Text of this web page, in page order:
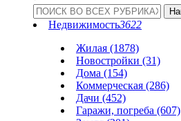
Недвижимость3622
Жилая (1878)
Новостройки (31)
Дома (154)
Коммерческая (286)
Дачи (452)
Гаражи, погреба (607)